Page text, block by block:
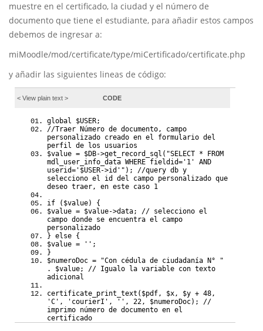
muestre en el certificado, la ciudad y el número de
documento que tiene el estudiante, para añadir estos campos
debemos de ingresar a:
miMoodle/mod/certificate/type/miCertificado/certificate.php
y añadir las siguientes lineas de código:
< View plain text > CODE
global $USER;
//Traer Número de documento, campo
personalizado creado en el formulario del
perfil de los usuarios
$value = $DB->get_record_sql("SELECT * FROM
mdl_user_info_data WHERE fieldid='1' AND
userid='$USER->id'"); //query db y
selecciono el id del campo personalizado que
deseo traer, en este caso 1
if ($value) {
$value = $value->data; // selecciono el
campo donde se encuentra el campo
personalizado
} else {
$value = '';
}
$numeroDoc = "Con cédula de ciudadanía N° "
. $value; // Igualo la variable con texto
adicional
certificate_print_text($pdf, $x, $y + 48,
'C', 'courierI', '', 22, $numeroDoc); //
imprimo número de documento en el
certificado